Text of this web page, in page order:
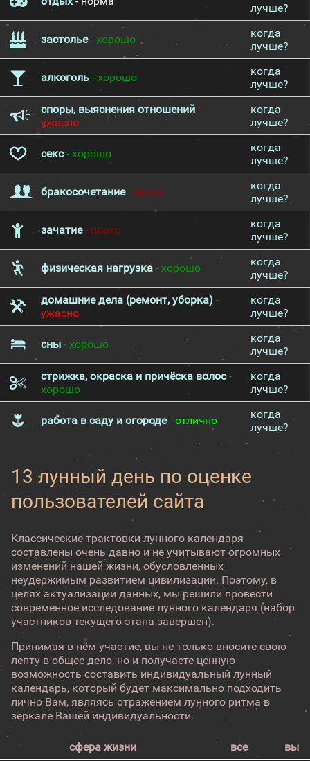
лучше?
застолье- хорошо
когда
лучше?
алкоголь - хорошо
когда
лучше?
споры, выяснения отношений -
ужасно
когда
лучше?
секс- хорошо
когда
лучше?
бракосочетание- плохо
когда
лучше?
зачатие- плохо
когда
лучше?
физическая нагрузка - хорошо
когда
лучше?
домашние дела (ремонт, уборка) -
ужасно
когда
лучше?
сны - хорошо
когда
лучше?
стрижка, окраска и причёска волос-
хорошо
когда
лучше?
работа в саду и огороде- отлично
когда
лучше?
13 лунный день по оценке
пользователей сайта
Классические трактовки лунного календаря
составлены очень давно и не учитывают огромных
изменений нашей жизни, обусловленных
неудержимым развитием цивилизации. Поэтому, в
целях актуализации данных, мы решили провести
современное исследование лунного календаря (набор
участников текущего этапа завершен).
Принимая в нём участие, вы не только вносите свою
лепту в общее дело, но и получаете ценную
возможность составить индивидуальный лунный
календарь, который будет максимально подходить
лично Вам, являясь отражением лунного ритма в
зеркале Вашей индивидуальности.
сфера жизни все вы